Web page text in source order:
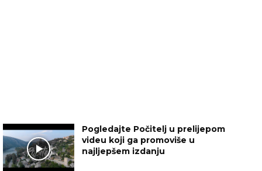
Pogledajte Počitelj u prelijepom
videu koji ga promoviše u
najljepšem izdanju